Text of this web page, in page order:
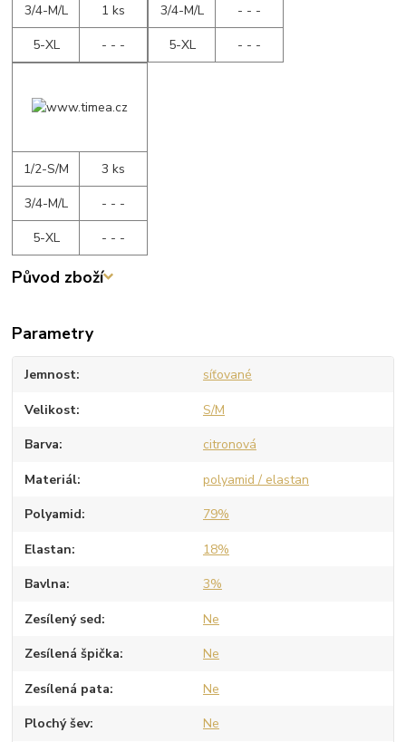
3/4-M/L
1 ks
5-XL
- - -
3/4-M/L
- - -
5-XL
- - -
1/2-S/M
3 ks
3/4-M/L
- - -
5-XL
- - -
Původ zboží
Parametry
Jemnost síťované
Velikost S/M
Barva citronová
Materiál polyamid / elastan
Polyamid 79%
Elastan 18%
Bavlna 3%
Zesílený sed Ne
Zesílená špička Ne
Zesílená pata Ne
Plochý šev Ne